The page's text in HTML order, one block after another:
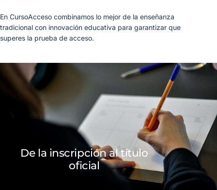
En CursoAcceso combinamos lo mejor de la enseñanza
tradicional con innovación educativa para garantizar que
superes la prueba de acceso.
De la inscripción al título
oficial